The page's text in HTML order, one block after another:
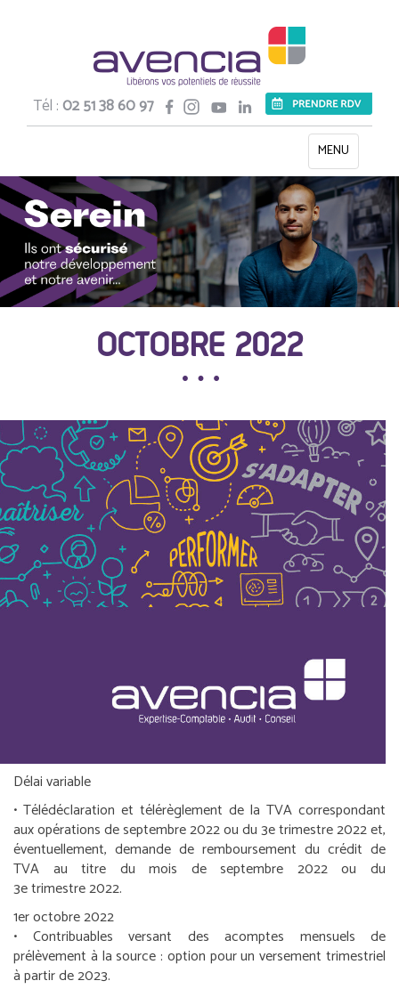
Tél :02 51 38 60 97
Toggle
navigation
MENU
OCTOBRE 2022
Délai variable
• Télédéclaration et télérèglement de la TVA correspondant
aux opérations de septembre 2022 ou du 3etrimestre 2022 et,
éventuellement, demande de remboursement du crédit de
TVA au titre du mois de septembre 2022 ou du
3etrimestre 2022.
1eroctobre 2022
• Contribuables versant des acomptes mensuels de
prélèvement à la source : option pour un versement trimestriel
à partir de 2023.